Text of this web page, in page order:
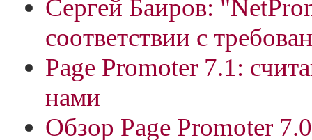
Сергей Баиров:
соответствии с
Page Promoter 7.1:
нами
Обзор Page Promoter 7.0